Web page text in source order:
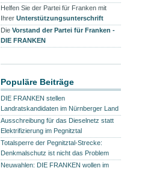
Helfen Sie der Partei für Franken mit
Ihrer Unterstützungsunterschrift
Die Vorstand der Partei für Franken -
DIE FRANKEN
Populäre Beiträge
DIE FRANKEN stellen
Landratskandidaten im Nürnberger Land
Ausschreibung für das Dieselnetz statt
Elektrifizierung im Pegnitztal
Totalsperre der Pegnitztal-Strecke:
Denkmalschutz ist nicht das Problem
Neuwahlen: DIE FRANKEN wollen im